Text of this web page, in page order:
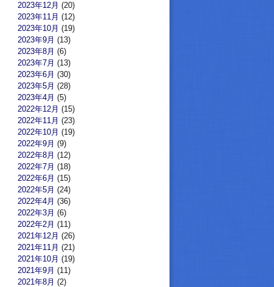
2023年12月 (20)
2023年11月 (12)
2023年10月 (19)
2023年9月 (13)
2023年8月 (6)
2023年7月 (13)
2023年6月 (30)
2023年5月 (28)
2023年4月 (5)
2022年12月 (15)
2022年11月 (23)
2022年10月 (19)
2022年9月 (9)
2022年8月 (12)
2022年7月 (18)
2022年6月 (15)
2022年5月 (24)
2022年4月 (36)
2022年3月 (6)
2022年2月 (11)
2021年12月 (26)
2021年11月 (21)
2021年10月 (19)
2021年9月 (11)
2021年8月 (2)